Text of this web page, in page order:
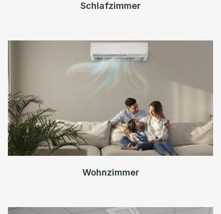
Schlafzimmer
Wohnzimmer